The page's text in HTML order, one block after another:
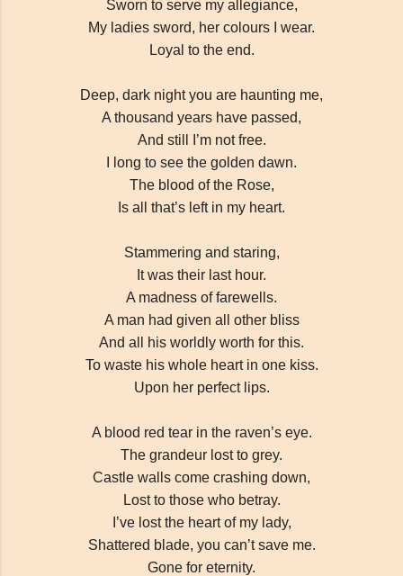
Sworn to serve my allegiance,
My ladies sword, her colours I wear.
Loyal to the end.
Deep, dark night you are haunting me,
A thousand years have passed,
And still I’m not free.
I long to see the golden dawn.
The blood of the Rose,
Is all that’s left in my heart.
Stammering and staring,
It was their last hour.
A madness of farewells.
A man had given all other bliss
And all his worldly worth for this.
To waste his whole heart in one kiss.
Upon her perfect lips.
A blood red tear in the raven’s eye.
The grandeur lost to grey.
Castle walls come crashing down,
Lost to those who betray.
I’ve lost the heart of my lady,
Shattered blade, you can’t save me.
Gone for eternity.